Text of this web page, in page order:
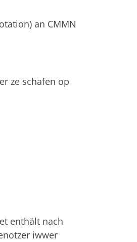
an CMMN
ze schafen op
enthält nach
iwwer